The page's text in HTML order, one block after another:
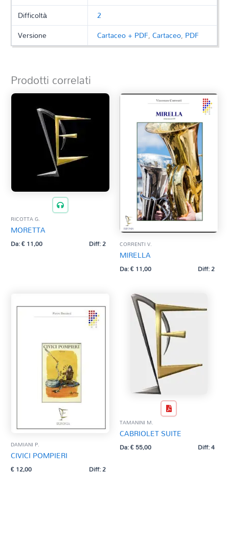
Difficoltà
2
Versione
Cartaceo + PDF,Cartaceo, PDF
Prodotti correlati
RICOTTA G.
MORETTA
Da:€11,00 Diff: 2 CORRENTI V.
MIRELLA
Da:€11,00 Diff: 2
DAMIANI P.
CIVICI POMPIERI
€12,00 Diff: 2
TAMANINI M.
CABRIOLET SUITE
Da:€55,00 Diff: 4